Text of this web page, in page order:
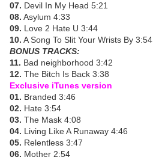
07. Devil In My Head 5:21
08. Asylum 4:33
09. Love 2 Hate U 3:44
10. A Song To Slit Your Wrists By 3:54
BONUS TRACKS:
11. Bad neighborhood 3:42
12. The Bitch Is Back 3:38
Exclusive iTunes version
01. Branded 3:46
02. Hate 3:54
03. The Mask 4:08
04. Living Like A Runaway 4:46
05. Relentless 3:47
06. Mother 2:54